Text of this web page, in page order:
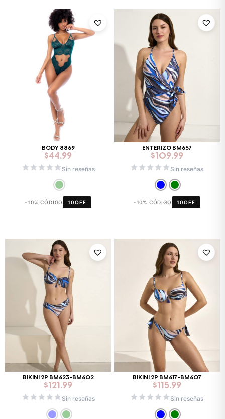
BODY 8869
$44.99
Sin reseñas
-10% CÓDIGO 10OFF
ENTERIZO BM657
$109.99
Sin reseñas
-10% CÓDIGO 10OFF
BIKINI 2P BM623-BM602
$ 121.99
Sin reseñas
BIKINI 2P BM617-BM607
$ 115.99
Sin reseñas